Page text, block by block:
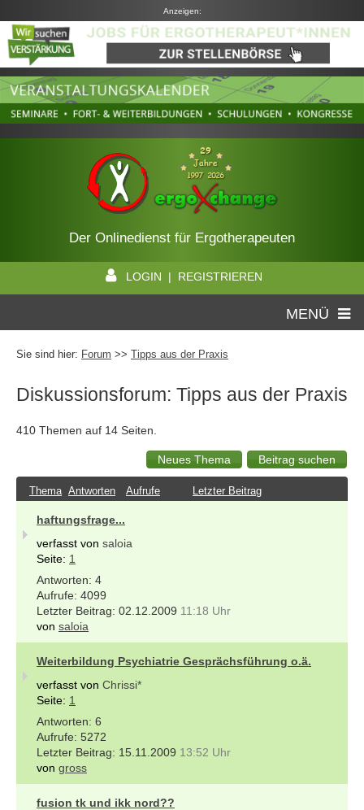
Anzeigen:
Der Onlinedienst für Ergotherapeuten
LOGIN | REGISTRIEREN
MENÜ
Sie sind hier: Forum >> Tipps aus der Praxis
Diskussionsforum: Tipps aus der Praxis
410 Themen auf 14 Seiten.
Thema Antworten Aufrufe Letzter Beitrag
haftungsfrage...
verfasst von saloia
Seite: 1
4
4099
02.12.2009 11:18 Uhr
von saloia
Weiterbildung Psychiatrie Gesprächsführung o.ä.
verfasst von Chrissi*
Seite: 1
6
5272
15.11.2009 13:52 Uhr
von gross
fusion tk und ikk nord??